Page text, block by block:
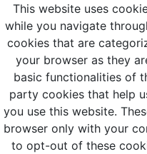
This website uses
while you navigate
cookies that are
your browser as they
basic functionalities of
party cookies that help
you use this website.
browser only with your
to opt-out of these